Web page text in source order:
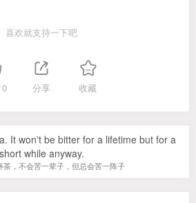
喜欢就支持一下吧
0 分享 收藏
It won't be bitter for a lifetime but for a
short while anyway.
茶，不会苦一辈子，但总会苦一阵子